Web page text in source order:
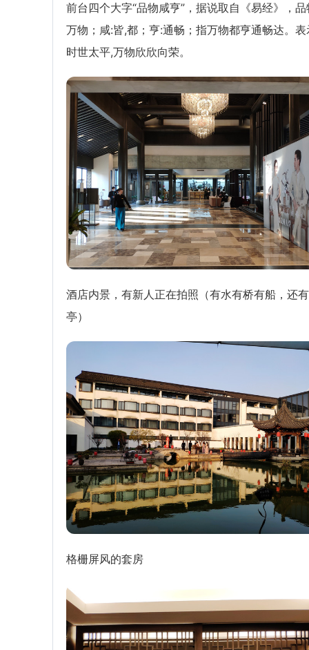
前台四个大字“品物咸亨”，据说取自《易经》，品
万物；咸:皆,都；亨:通畅；指万物都亨通畅达。表
时世太平,万物欣欣向荣。
酒店内景，有新人正在拍照（有水有桥有船，还有
亭）
格栅屏风的套房